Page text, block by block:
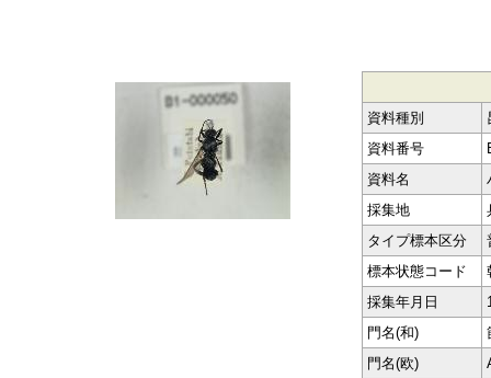
資料種別
資料番号
資料名
採集地
タイプ標本区分
標本状態コード
採集年月日
門名(和)
門名(欧)